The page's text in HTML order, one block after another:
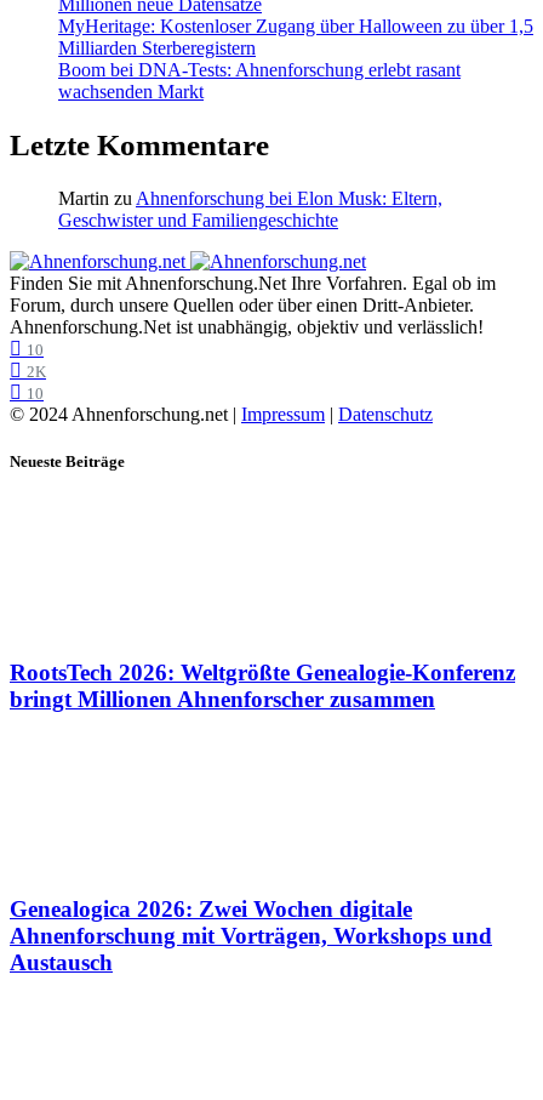
Millionen neue Datensätze
MyHeritage: Kostenloser Zugang über Halloween zu über 1,5
Milliarden Sterberegistern
Boom bei DNA-Tests: Ahnenforschung erlebt rasant
wachsenden Markt
Letzte Kommentare
Martin zu Ahnenforschung bei Elon Musk: Eltern,
Geschwister und Familiengeschichte
Finden Sie mit Ahnenforschung.Net Ihre Vorfahren. Egal ob im
Forum, durch unsere Quellen oder über einen Dritt-Anbieter.
Ahnenforschung.Net ist unabhängig, objektiv und verlässlich!
10
2K
10
© 2024 Ahnenforschung.net | Impressum | Datenschutz
Neueste Beiträge
RootsTech 2026: Weltgrößte Genealogie-Konferenz
bringt Millionen Ahnenforscher zusammen
Genealogica 2026: Zwei Wochen digitale
Ahnenforschung mit Vorträgen, Workshops und
Austausch